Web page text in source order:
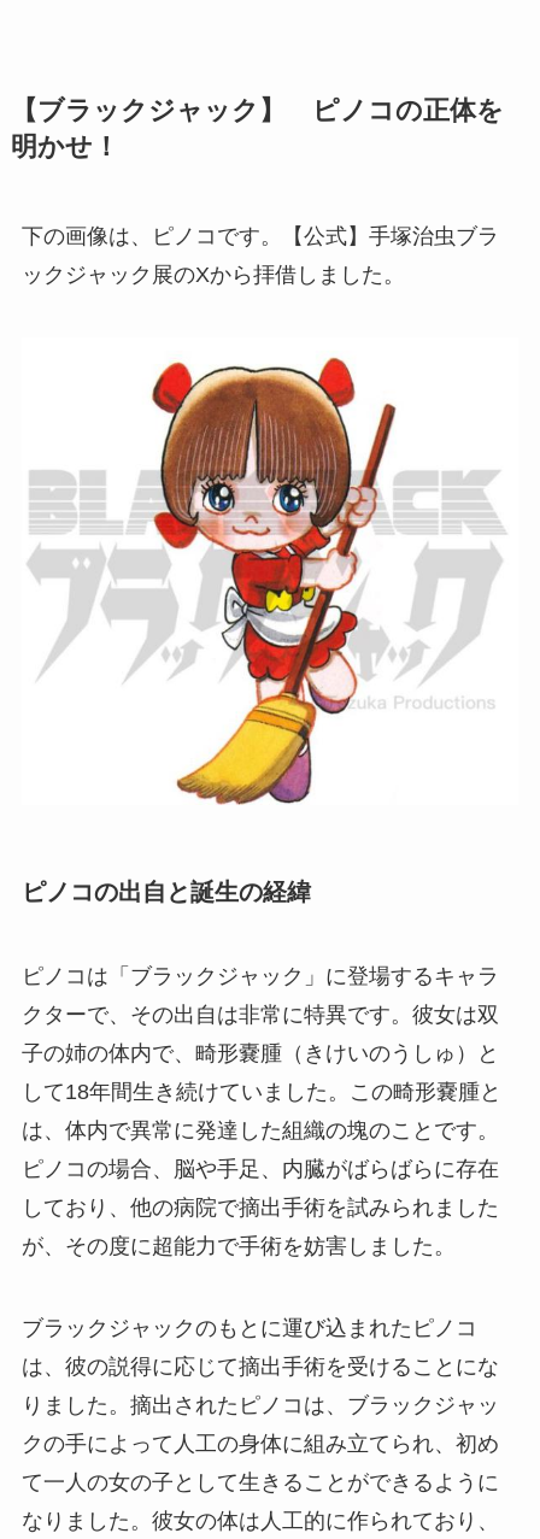
【ブラックジャック】 ピノコの正体を
明かせ！
下の画像は、ピノコです。【公式】手塚治虫ブラ
ックジャック展のXから拝借しました。
ピノコの出自と誕生の経緯
ピノコは「ブラックジャック」に登場するキャラ
クターで、その出自は非常に特異です。彼女は双
子の姉の体内で、畸形嚢腫（きけいのうしゅ）と
して18年間生き続けていました。この畸形嚢腫と
は、体内で異常に発達した組織の塊のことです。
ピノコの場合、脳や手足、内臓がばらばらに存在
しており、他の病院で摘出手術を試みられました
が、その度に超能力で手術を妨害しました。
ブラックジャックのもとに運び込まれたピノコ
は、彼の説得に応じて摘出手術を受けることにな
りました。摘出されたピノコは、ブラックジャッ
クの手によって人工の身体に組み立てられ、初め
て一人の女の子として生きることができるように
なりました。彼女の体は人工的に作られており、